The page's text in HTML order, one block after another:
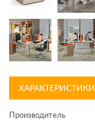
ХАРАКТЕРИСТИКИ
Производитель